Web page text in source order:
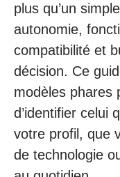
plus qu’un
autonomie,
compatibilité et
décision. Ce
modèles phares
d’identifier celui
votre profil, que
de technologie